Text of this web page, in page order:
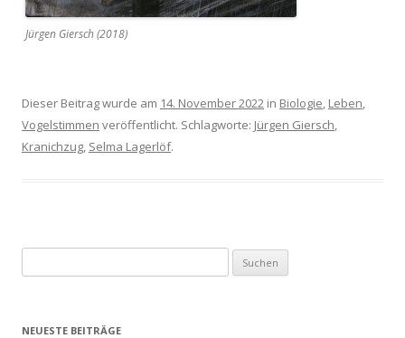
Jürgen Giersch (2018)
Dieser Beitrag wurde am 14. November 2022 in Biologie, Leben,
Vogelstimmen veröffentlicht. Schlagworte: Jürgen Giersch,
Kranichzug, Selma Lagerlöf.
u
h
NEUESTE BEITRÄGE